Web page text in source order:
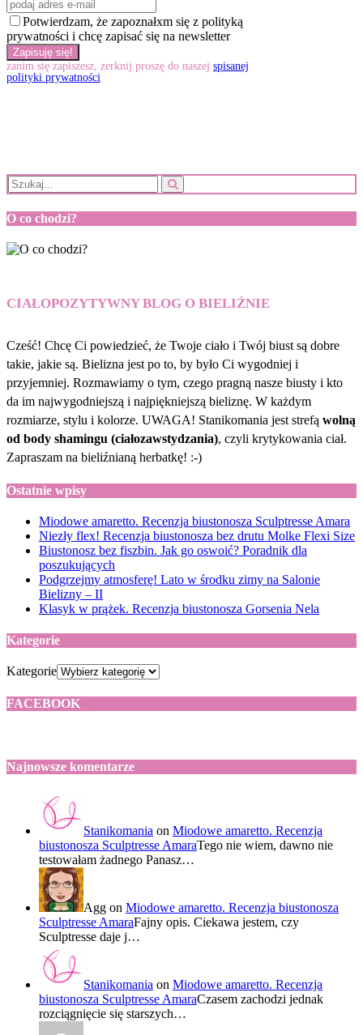
Potwierdzam, że zapoznałxm się z polityką
prywatności i chcę zapisać się na newsletter
zanim się zapiszesz, zerknij proszę do naszej spisanej
polityki prywatności
O co chodzi?
CIAŁOPOZYTYWNY BLOG O BIELIŹNIE
Cześć! Chcę Ci powiedzieć, że Twoje ciało i Twój biust są dobre
takie, jakie są. Bielizna jest po to, by było Ci wygodniej i
przyjemniej. Rozmawiamy o tym, czego pragną nasze biusty i kto
da im najwygodniejszą i najpiękniejszą bieliznę. W każdym
rozmiarze, stylu i kolorze. UWAGA! Stanikomania jest strefą wolną
od body shamingu (ciałozawstydzania), czyli krytykowania ciał.
Zapraszam na bieliźnianą herbatkę! :-)
Ostatnie wpisy
Miodowe amaretto. Recenzja biustonosza Sculptresse Amara
Niezły flex! Recenzja biustonosza bez drutu Molke Flexi Size
Biustonosz bez fiszbin. Jak go oswoić? Poradnik dla
poszukujących
Podgrzejmy atmosferę! Lato w środku zimy na Salonie
Bielizny – II
Klasyk w prążek. Recenzja biustonosza Gorsenia Nela
Kategorie
Kategorie
FACEBOOK
Najnowsze komentarze
Stanikomania on Miodowe amaretto. Recenzja
biustonosza Sculptresse AmaraTego nie wiem, dawno nie
testowałam żadnego Panasz…
Agg on Miodowe amaretto. Recenzja biustonosza
Sculptresse AmaraFajny opis. Ciekawa jestem, czy
Sculptresse daje j…
Stanikomania on Miodowe amaretto. Recenzja
biustonosza Sculptresse AmaraCzasem zachodzi jednak
rozciągnięcie się starszych…